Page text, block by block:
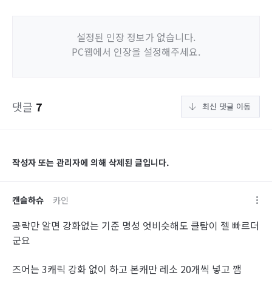
설정된 인장 정보가 없습니다.
PC웹에서 인장을 설정해주세요.
댓글 7 최신 댓글 이동
작성자 또는 관리자에 의해 삭제된 글입니다.
캔슬하슈 카인
공략만 알면 강화없는 기준 명성 엇비슷해도 클탐이 젤 빠르더
군요
즈어는 3캐릭 강화 없이 하고 본캐만 레소 20개씩 넣고 깸